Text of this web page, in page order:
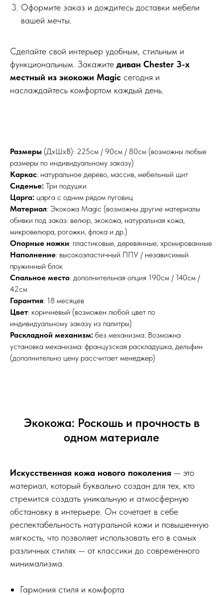
Оформите заказ и дождитесь доставки мебели
вашей мечты.
Сделайте свой интерьер удобным, стильным и
функциональным. Закажите диван Chester 3-х
местный из экокожи Magic сегодня и
наслаждайтесь комфортом каждый день.
Размеры (ДхШхВ): 225см / 90см / 80см (возможны любые
размеры по индивидуальному заказу)
Каркас: натуральное дерево, массив, мебельный щит
Сиденье: Три подушки
Царга: царга с одним рядом пуговиц
Материал: Экокожа Magic (возможны другие материалы
обивки под заказ: велюр, экокожа, натуральная кожа,
микровелюра, рогожки, флока и др.)
Опорные ножки: пластиковые, деревянные, хромированные
Наполнение: высокоэластичный ППУ / независимый
пружинный блок
Спальное место: дополнительная опция 190см / 140см /
42см
Гарантия: 18 месяцев
Цвет: коричневый (возможен любой цвет по
индивидуальному заказу из палитры)
Раскладной механизм: без механизма. Возможна
установка механизма: французская раскладушка, дельфин
(дополнительно цену рассчитает менеджер)
Экокожа: Роскошь и прочность в
одном материале
Искусственная кожа нового поколения — это
материал, который буквально создан для тех, кто
стремится создать уникальную и атмосферную
обстановку в интерьере. Он сочетает в себе
респектабельность натуральной кожи и повышенную
мягкость, что позволяет использовать его в самых
различных стилях — от классики до современного
минимализма.
Гармония стиля и комфорта